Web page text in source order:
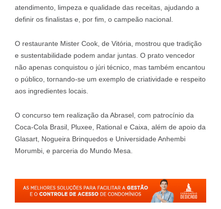
atendimento, limpeza e qualidade das receitas, ajudando a
definir os finalistas e, por fim, o campeão nacional.
O restaurante Mister Cook, de Vitória, mostrou que tradição
e sustentabilidade podem andar juntas. O prato vencedor
não apenas conquistou o júri técnico, mas também encantou
o público, tornando-se um exemplo de criatividade e respeito
aos ingredientes locais.
O concurso tem realização da Abrasel, com patrocínio da
Coca-Cola Brasil, Pluxee, Rational e Caixa, além de apoio da
Glasart, Nogueira Brinquedos e Universidade Anhembi
Morumbi, e parceria do Mundo Mesa.